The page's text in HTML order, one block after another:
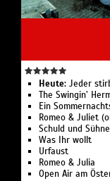
Heute: Jeder
The Swingin’
Ein
Romeo & Juliet
Schuld und Sühne
Was Ihr wollt
Urfaust
Romeo & Julia
Open Air am